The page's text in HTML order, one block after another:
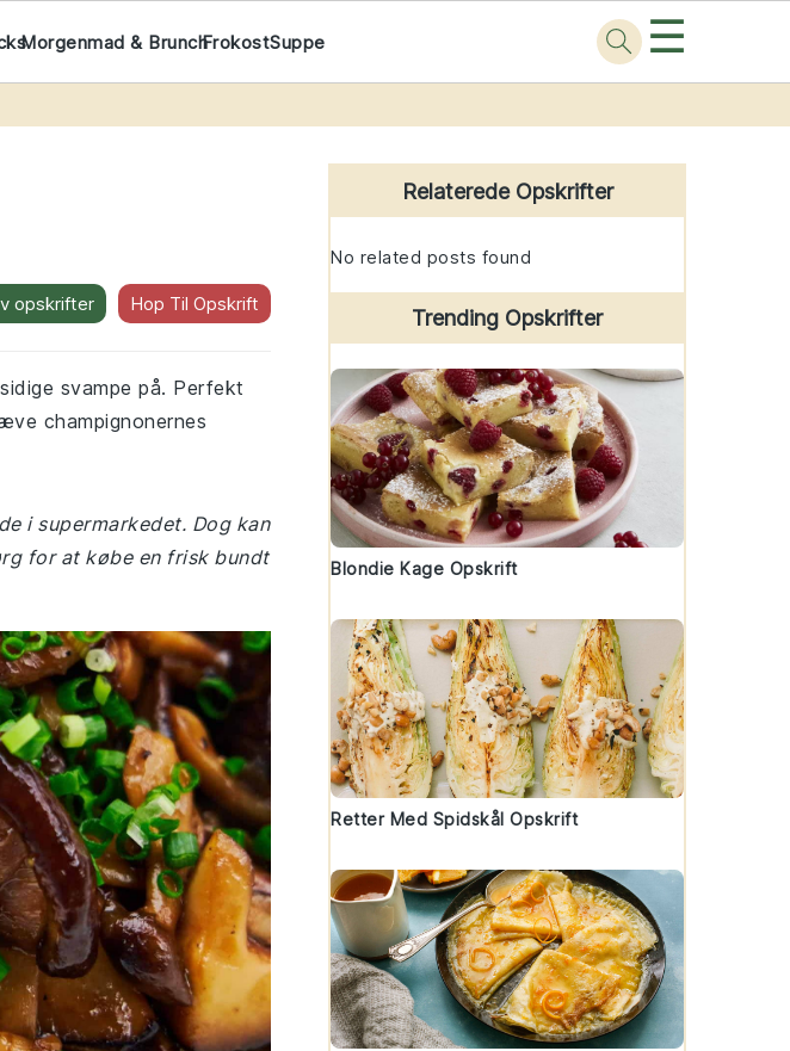
Morgenmad & BrunchFrokostSuppe ☰
opskrifter Hop Til Opskrift
svampe på. Perfekt
champignonernes
i supermarkedet. Dog kan
for at købe en frisk bundt
Primary
Sidebar
Relaterede Opskrifter
No related posts found
Trending Opskrifter
Blondie Kage Opskrift
Retter Med Spidskål Opskrift